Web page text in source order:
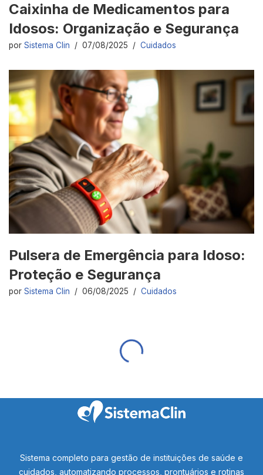
Caixinha de Medicamentos para
Idosos: Organização e Segurança
por Sistema Clin 07/08/2025 Cuidados
Pulsera de Emergência para Idoso:
Proteção e Segurança
por Sistema Clin 06/08/2025 Cuidados
Sistema completo para gestão de instituições de saúde e
cuidados, automatizando processos, prontuários e rotinas